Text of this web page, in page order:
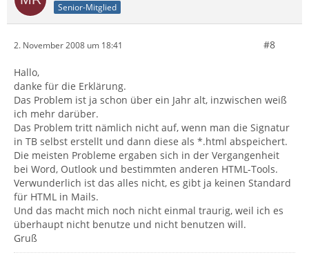
Senior-Mitglied
2. November 2008 um 18:41 #8
Hallo,
danke für die Erklärung.
Das Problem ist ja schon über ein Jahr alt, inzwischen weiß
ich mehr darüber.
Das Problem tritt nämlich nicht auf, wenn man die Signatur
in TB selbst erstellt und dann diese als *.html abspeichert.
Die meisten Probleme ergaben sich in der Vergangenheit
bei Word, Outlook und bestimmten anderen HTML-Tools.
Verwunderlich ist das alles nicht, es gibt ja keinen Standard
für HTML in Mails.
Und das macht mich noch nicht einmal traurig, weil ich es
überhaupt nicht benutze und nicht benutzen will.
Gruß